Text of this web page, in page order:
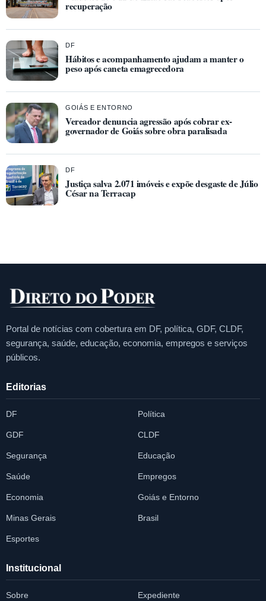
recuperação
DF
Hábitos e acompanhamento ajudam a manter o
peso após caneta emagrecedora
GOIÁS E ENTORNO
Vereador denuncia agressão após cobrar ex-
governador de Goiás sobre obra paralisada
DF
Justiça salva 2.071 imóveis e expõe desgaste de Júlio
César na Terracap
Portal de notícias com cobertura em DF, política, GDF, CLDF,
segurança, saúde, educação, economia, empregos e serviços
públicos.
Editorias
DF Política
GDF CLDF
Segurança Educação
Saúde Empregos
Economia Goiás e Entorno
Minas Gerais Brasil
Esportes
Institucional
Sobre Expediente